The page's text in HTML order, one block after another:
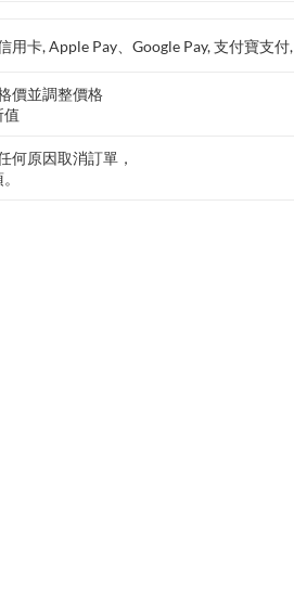
用卡, Apple Pay、Google Pay, 支付寶支
價並調整價格
值
何原因取消訂單，